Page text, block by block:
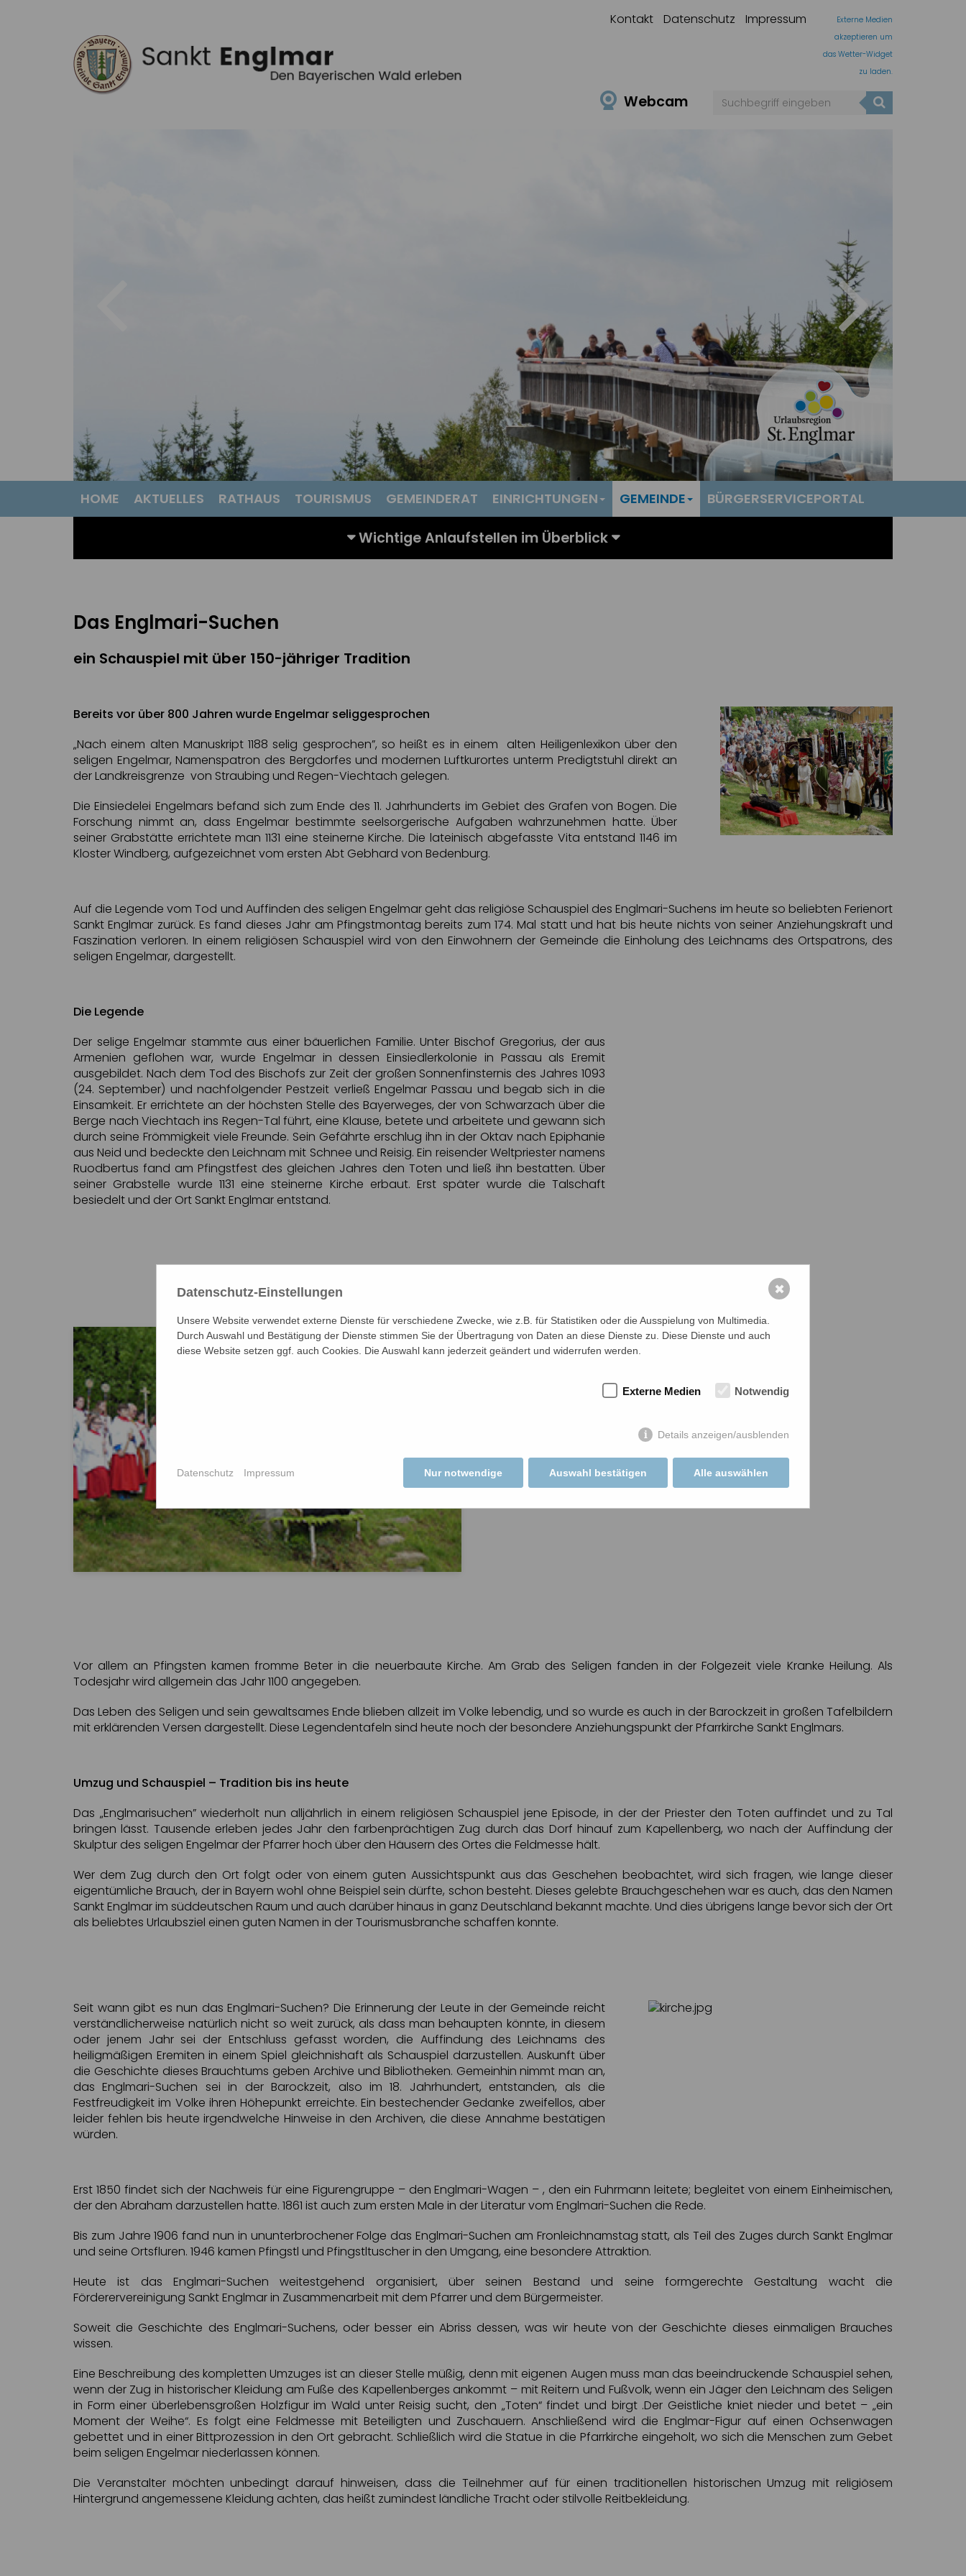
Kontakt Datenschutz Impressum
Externe Medien
akzeptieren um
das Wetter-Widget
zu laden.
Webcam
HOME AKTUELLES RATHAUS TOURISMUS GEMEINDERAT EINRICHTUNGEN GEMEINDE BÜRGERSERVICEPORTAL
Das Englmari-Suchen
ein Schauspiel mit über 150-jähriger Tradition
Bereits vor über 800 Jahren wurde Engelmar seliggesprochen
„Nach einem alten Manuskript 1188 selig gesprochen”, so heißt es in einem alten Heiligenlexikon über den
seligen Engelmar, Namenspatron des Bergdorfes und modernen Luftkurortes unterm Predigtstuhl direkt an
der Landkreisgrenze von Straubing und Regen-Viechtach gelegen.
Die Einsiedelei Engelmars befand sich zum Ende des 11. Jahrhunderts im Gebiet des Grafen von Bogen. Die
Forschung nimmt an, dass Engelmar bestimmte seelsorgerische Aufgaben wahrzunehmen hatte. Über
seiner Grabstätte errichtete man 1131 eine steinerne Kirche. Die lateinisch abgefasste Vita entstand 1146 im
Kloster Windberg, aufgezeichnet vom ersten Abt Gebhard von Bedenburg.
Auf die Legende vom Tod und Auffinden des seligen Engelmar geht das religiöse Schauspiel des Englmari-Suchens im heute so beliebten Ferienort
Sankt Englmar zurück. Es fand dieses Jahr am Pfingstmontag bereits zum 174. Mal statt und hat bis heute nichts von seiner Anziehungskraft und
Faszination verloren. In einem religiösen Schauspiel wird von den Einwohnern der Gemeinde die Einholung des Leichnams des Ortspatrons, des
seligen Engelmar, dargestellt.
Die Legende
Der selige Engelmar stammte aus einer bäuerlichen Familie. Unter Bischof Gregorius, der aus
Armenien geflohen war, wurde Engelmar in dessen Einsiedlerkolonie in Passau als Eremit
ausgebildet. Nach dem Tod des Bischofs zur Zeit der großen Sonnenfinsternis des Jahres 1093
(24. September) und nachfolgender Pestzeit verließ Engelmar Passau und begab sich in die
Einsamkeit. Er errichtete an der höchsten Stelle des Bayerweges, der von Schwarzach über die
Berge nach Viechtach ins Regen-Tal führt, eine Klause, betete und arbeitete und gewann sich
durch seine Frömmigkeit viele Freunde. Sein Gefährte erschlug ihn in der Oktav nach Epiphanie
aus Neid und bedeckte den Leichnam mit Schnee und Reisig. Ein reisender Weltpriester namens
Ruodbertus fand am Pfingstfest des gleichen Jahres den Toten und ließ ihn bestatten. Über
seiner Grabstelle wurde 1131 eine steinerne Kirche erbaut. Erst später wurde die Talschaft
besiedelt und der Ort Sankt Englmar entstand.
Vor allem an Pfingsten kamen fromme Beter in die neuerbaute Kirche. Am Grab des Seligen fanden in der Folgezeit viele Kranke Heilung. Als
Todesjahr wird allgemein das Jahr 1100 angegeben.
Das Leben des Seligen und sein gewaltsames Ende blieben allzeit im Volke lebendig, und so wurde es auch in der Barockzeit in großen Tafelbildern
mit erklärenden Versen dargestellt. Diese Legendentafeln sind heute noch der besondere Anziehungspunkt der Pfarrkirche Sankt Englmars.
Umzug und Schauspiel – Tradition bis ins heute
Das „Englmarisuchen” wiederholt nun alljährlich in einem religiösen Schauspiel jene Episode, in der der Priester den Toten auffindet und zu Tal
bringen lässt. Tausende erleben jedes Jahr den farbenprächtigen Zug durch das Dorf hinauf zum Kapellenberg, wo nach der Auffindung der
Skulptur des seligen Engelmar der Pfarrer hoch über den Häusern des Ortes die Feldmesse hält.
Wer dem Zug durch den Ort folgt oder von einem guten Aussichtspunkt aus das Geschehen beobachtet, wird sich fragen, wie lange dieser
eigentümliche Brauch, der in Bayern wohl ohne Beispiel sein dürfte, schon besteht. Dieses gelebte Brauchgeschehen war es auch, das den Namen
Sankt Englmar im süddeutschen Raum und auch darüber hinaus in ganz Deutschland bekannt machte. Und dies übrigens lange bevor sich der Ort
als beliebtes Urlaubsziel einen guten Namen in der Tourismusbranche schaffen konnte.
Seit wann gibt es nun das Englmari-Suchen? Die Erinnerung der Leute in der Gemeinde reicht
verständlicherweise natürlich nicht so weit zurück, als dass man behaupten könnte, in diesem
oder jenem Jahr sei der Entschluss gefasst worden, die Auffindung des Leichnams des
heiligmäßigen Eremiten in einem Spiel gleichnishaft als Schauspiel darzustellen. Auskunft über
die Geschichte dieses Brauchtums geben Archive und Bibliotheken. Gemeinhin nimmt man an,
das Englmari-Suchen sei in der Barockzeit, also im 18. Jahrhundert, entstanden, als die
Festfreudigkeit im Volke ihren Höhepunkt erreichte. Ein bestechender Gedanke zweifellos, aber
leider fehlen bis heute irgendwelche Hinweise in den Archiven, die diese Annahme bestätigen
würden.
Erst 1850 findet sich der Nachweis für eine Figurengruppe – den Englmari-Wagen – , den ein Fuhrmann leitete; begleitet von einem Einheimischen,
der den Abraham darzustellen hatte. 1861 ist auch zum ersten Male in der Literatur vom Englmari-Suchen die Rede.
Bis zum Jahre 1906 fand nun in ununterbrochener Folge das Englmari-Suchen am Fronleichnamstag statt, als Teil des Zuges durch Sankt Englmar
und seine Ortsfluren. 1946 kamen Pfingstl und Pfingstltuscher in den Umgang, eine besondere Attraktion.
Heute ist das Englmari-Suchen weitestgehend organisiert, über seinen Bestand und seine formgerechte Gestaltung wacht die
Förderervereinigung Sankt Englmar in Zusammenarbeit mit dem Pfarrer und dem Bürgermeister.
Soweit die Geschichte des Englmari-Suchens, oder besser ein Abriss dessen, was wir heute von der Geschichte dieses einmaligen Brauches
wissen.
Eine Beschreibung des kompletten Umzuges ist an dieser Stelle müßig, denn mit eigenen Augen muss man das beeindruckende Schauspiel sehen,
wenn der Zug in historischer Kleidung am Fuße des Kapellenberges ankommt – mit Reitern und Fußvolk, wenn ein Jäger den Leichnam des Seligen
in Form einer überlebensgroßen Holzfigur im Wald unter Reisig sucht, den „Toten“ findet und birgt .Der Geistliche kniet nieder und betet – „ein
Moment der Weihe“. Es folgt eine Feldmesse mit Beteiligten und Zuschauern. Anschließend wird die Englmar-Figur auf einen Ochsenwagen
gebettet und in einer Bittprozession in den Ort gebracht. Schließlich wird die Statue in die Pfarrkirche eingeholt, wo sich die Menschen zum Gebet
beim seligen Engelmar niederlassen können.
Die Veranstalter möchten unbedingt darauf hinweisen, dass die Teilnehmer auf für einen traditionellen historischen Umzug mit religiösem
Hintergrund angemessene Kleidung achten, das heißt zumindest ländliche Tracht oder stilvolle Reitbekleidung.
Datenschutz-Einstellungen
Unsere Website verwendet externe Dienste für verschiedene Zwecke, wie z.B. für Statistiken oder die Ausspielung von Multimedia.
Durch Auswahl und Bestätigung der Dienste stimmen Sie der Übertragung von Daten an diese Dienste zu. Diese Dienste und auch
diese Website setzen ggf. auch Cookies. Die Auswahl kann jederzeit geändert und widerrufen werden.
Externe Medien Notwendig
Details anzeigen/ausblenden
Nur notwendige Auswahl bestätigen Alle auswählen
Datenschutz Impressum
✖